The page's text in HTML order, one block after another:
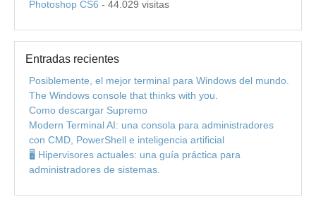
Photoshop CS6 - 44.029 visitas
Entradas recientes
Posiblemente, el mejor terminal para Windows del mundo.
The Windows console that thinks with you.
Como descargar Supremo
Modern Terminal AI: una consola para administradores
con CMD, PowerShell e inteligencia artificial
🖥️ Hipervisores actuales: una guía práctica para
administradores de sistemas.